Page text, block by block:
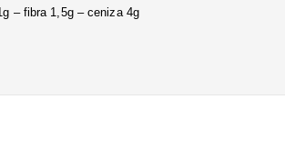
– fibra 1,5g – ceniza 4g